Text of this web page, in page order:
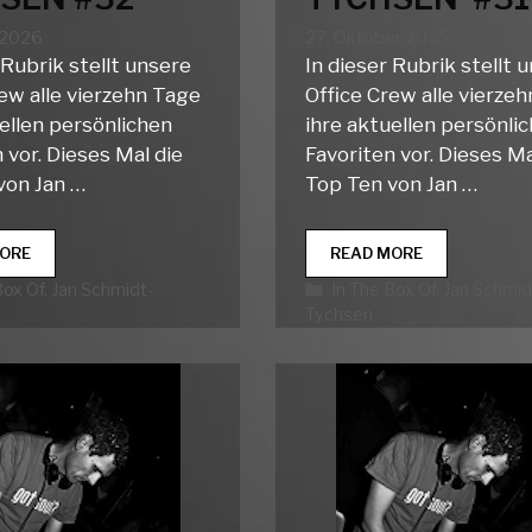
stellt unsere
alle vierzehn Tage
persönlichen
vor. Dieses Mal die
Jan …
IN
THE
BOX
SCHMIDT
Of
In dieser Rubrik stellt
Office Crew alle
ihre aktuellen
Favoriten vor. Dieses
Top Ten von Jan …
READ MOREIN
THE
SCHMIDT-